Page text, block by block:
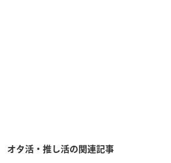
オタ活・推し活の関連記事